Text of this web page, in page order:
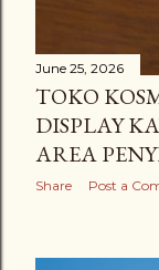
June 25, 2026
TOKO
DISPLAY
AREA
Share Post a